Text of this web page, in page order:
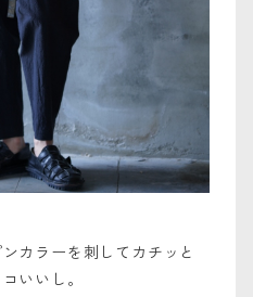
カラーを刺してカチッと
いいし。